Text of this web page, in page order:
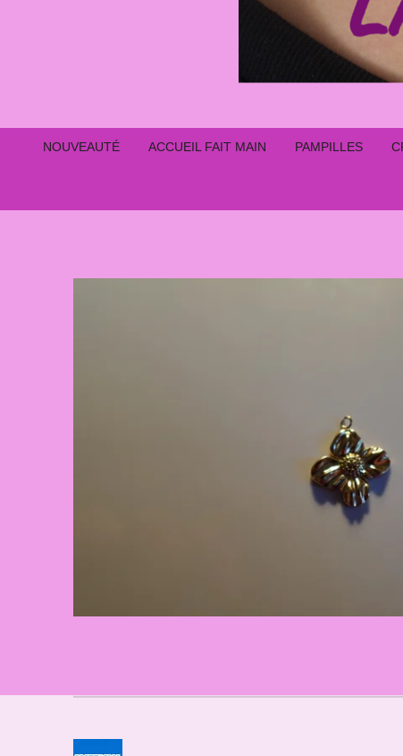
NOUVEAUTÉ ACCUEIL FAIT MAIN PAMPILLES